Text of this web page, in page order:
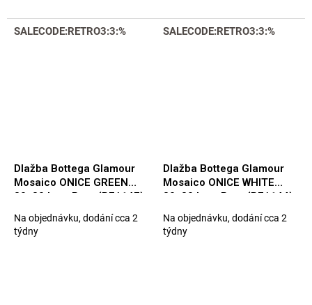
SALECODE:RETRO3:3:%
Dlažba Bottega Glamour
Mosaico ONICE GREEN
30x30 Luc. Rett. (B71147)
Na objednávku, dodání cca 2
týdny
SALECODE:RETRO3:3:%
Dlažba Bottega Glamour
Mosaico ONICE WHITE
30x30 Luc. Rett. (B71144)
Na objednávku, dodání cca 2
týdny